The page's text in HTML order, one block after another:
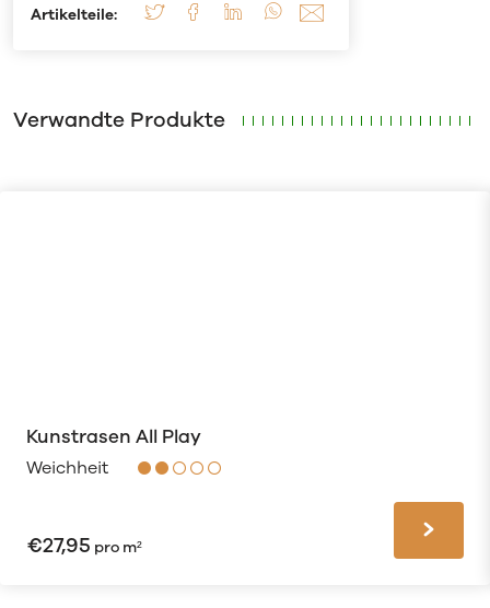
Artikelteile:
Verwandte Produkte
Kunstrasen All Play
Weichheit
€27,95 pro m²